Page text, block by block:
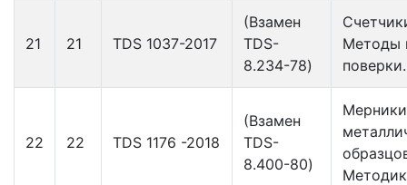
21 21 TDS 1037-2017
(Взамен
TDS-
8.234-78)
Методы
поверки.
22 22 TDS 1176 -2018
(Взамен
TDS-
8.400-80)
Мерники